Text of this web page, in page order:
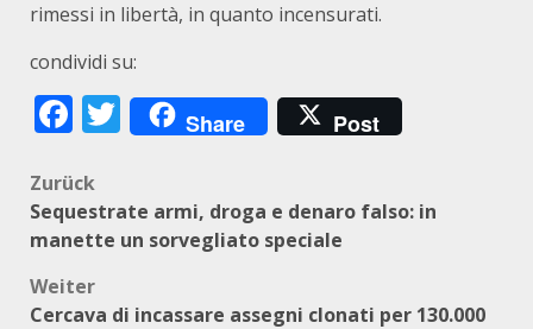
rimessi in libertà, in quanto incensurati.
condividi su:
Facebook
Twitter
Share Post
Beitragsnavigation
Zurück
Sequestrate armi, droga e denaro falso: in
manette un sorvegliato speciale
Weiter
Cercava di incassare assegni clonati per 130.000